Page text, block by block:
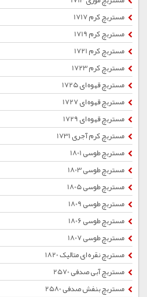
مستربچ کرم 1717
مستربچ کرم 1719
مستربچ کرم 1721
مستربچ کرم 1723
مستربچ قهوه ای 1725
مستربچ قهوه ای 1727
مستربچ قهوه ای 1729
مستربچ کرم آجری 1731
مستربچ طوسی 1801
مستربچ طوسی 1803
مستربچ طوسی 1805
مستربچ طوسی 1809
مستربچ طوسی 1806
مستربچ طوسی 1807
مستربچ نقره ای متالیک 1820
مستربچ آبی صدفی 2570
مستربچ بنفش صدفی 2580